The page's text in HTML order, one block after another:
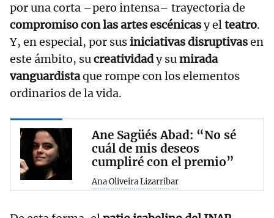
por una corta –pero intensa– trayectoria de
compromiso con las artes escénicasy elteatro.
Y, en especial, por susiniciativas disruptivasen
este ámbito, sucreatividady sumirada
vanguardistaque rompe con los elementos
ordinarios de la vida.
Ane Sagüés Abad: “No sé
cuál de mis deseos
cumpliré con el premio”
Ana Oliveira Lizarribar